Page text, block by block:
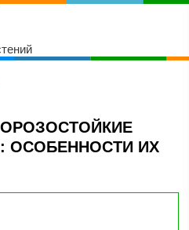
ОСОБЕННОСТИ ИХ